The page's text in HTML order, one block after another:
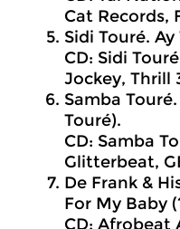
Cat Records,
Sidi Touré. Ay
CD: Sidi
Jockey, Thrill
Samba
Touré).
CD: Samba
Glitterbeat,
De Frank &
For My Baby
CD: Afrobeat